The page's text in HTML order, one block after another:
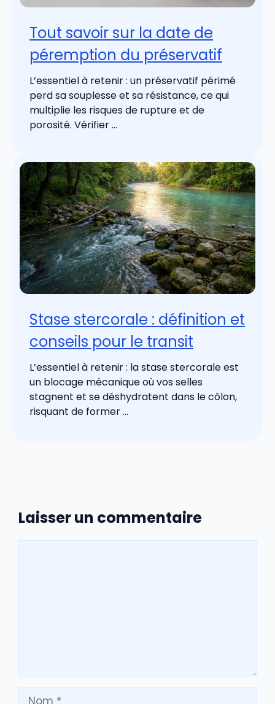
Tout savoir sur la date de
péremption du préservatif
L’essentiel à retenir : un préservatif périmé
perd sa souplesse et sa résistance, ce qui
multiplie les risques de rupture et de
porosité. Vérifier ...
Stase stercorale : définition et
conseils pour le transit
L’essentiel à retenir : la stase stercorale est
un blocage mécanique où vos selles
stagnent et se déshydratent dans le côlon,
risquant de former ...
Laisser un commentaire
Nom